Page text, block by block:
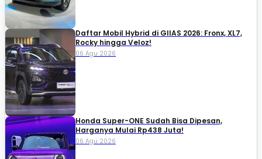
Daftar Mobil Hybrid di GIIAS 2026: Fronx, XL7,
Rocky hingga Veloz!
06 Agu 2026
Honda Super-ONE Sudah Bisa Dipesan,
Harganya Mulai Rp438 Juta!
06 Agu 2026